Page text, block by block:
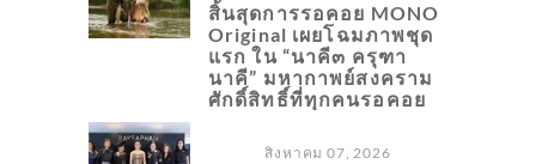
สิ้นสุดการรอคอย MONO
Original เผยโฉมภาพชุด
แรก ใน “นาคี๓ ครุฑา
นาคี” มหากาพย์สงคราม
ศักดิ์สิทธิ์ที่ทุกคนรอคอย
สิงหาคม 07, 2026